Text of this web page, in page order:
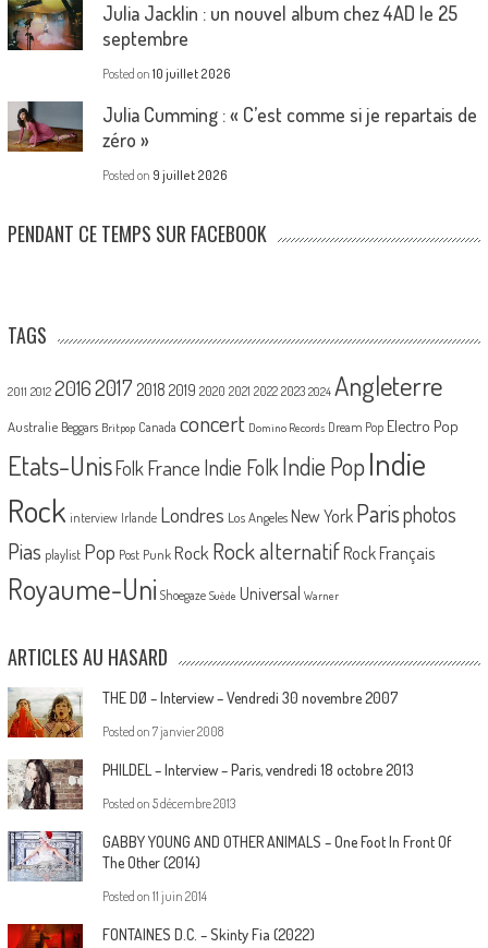
Julia Jacklin : un nouvel album chez 4AD le 25
septembre
Posted on 10 juillet 2026
Julia Cumming : « C’est comme si je repartais de
zéro »
Posted on 9 juillet 2026
PENDANT CE TEMPS SUR FACEBOOK
TAGS
2011 2012 20162017 2018 2019 2020 2021 2022 2023 2024 Angleterre
Australie Beggars Britpop Canada concert Domino Records Dream Pop Electro Pop
Etats-UnisFolk France Indie FolkIndie PopIndie
Rock interview Irlande Londres Los Angeles New York Parisphotos
Pias playlist Pop Post Punk Rock Rock alternatif Rock Français
Royaume-Uni Shoegaze Suède Universal Warner
ARTICLES AU HASARD
THE DØ – Interview – Vendredi 30 novembre 2007
Posted on 7 janvier 2008
PHILDEL – Interview – Paris, vendredi 18 octobre 2013
Posted on 5 décembre 2013
GABBY YOUNG AND OTHER ANIMALS – One Foot In Front Of
The Other (2014)
Posted on 11 juin 2014
FONTAINES D.C. – Skinty Fia (2022)